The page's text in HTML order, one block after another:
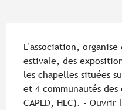
L'association,
estivale, des
les chapelles situées
et 4 communautés des
CAPLD, HLC). -